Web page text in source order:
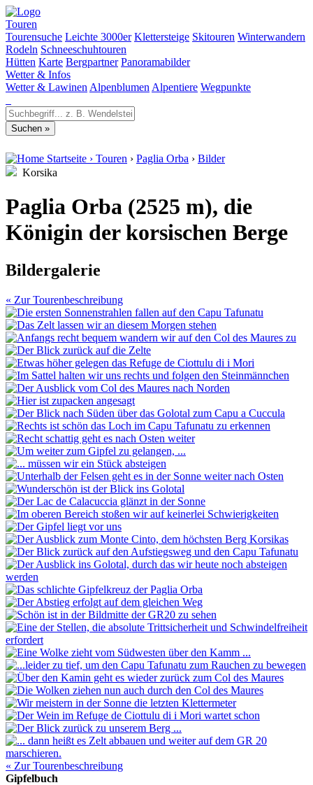
Touren
Tourensuche Leichte 3000er Klettersteige Skitouren Winterwandern
Rodeln Schneeschuhtouren
Hütten Karte Bergpartner Panoramabilder
Wetter & Infos
Wetter & Lawinen Alpenblumen Alpentiere Wegpunkte
Startseite › Touren › Paglia Orba › Bilder
Korsika
Paglia Orba (2525 m), die
Königin der korsischen Berge
Bildergalerie
« Zur Tourenbeschreibung
« Zur Tourenbeschreibung
Gipfelbuch